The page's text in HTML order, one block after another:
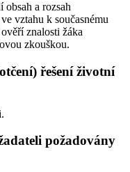
a rozsah
vztahu k současnému
znalosti žáka
zkouškou.
řešení životní
požadovány